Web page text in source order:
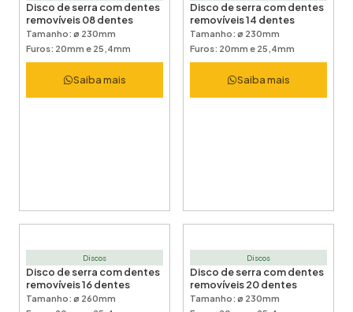
Disco de serra com dentes
removíveis 08 dentes
Tamanho: ø 230mm
Furos: 20mm e 25,4mm
Saiba mais
Disco de serra com dentes
removíveis 14 dentes
Tamanho: ø 230mm
Furos: 20mm e 25,4mm
Saiba mais
Discos
Disco de serra com dentes
removíveis 16 dentes
Tamanho: ø 260mm
Discos
Disco de serra com dentes
removíveis 20 dentes
Tamanho: ø 230mm